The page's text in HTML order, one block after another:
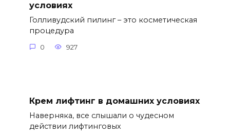
условиях
Голливудский пилинг – это косметическая
процедура
0 927
Крем лифтинг в домашних условиях
Наверняка, все слышали о чудесном
действии лифтинговых